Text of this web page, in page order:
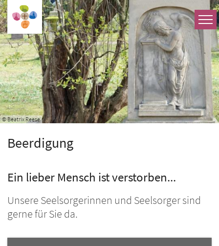
Zum Inhalt springen
© Beatrix Reese
Beerdigung
Ein lieber Mensch ist verstorben...
Unsere Seelsorgerinnen und Seelsorgersind
gerne für Sie da.